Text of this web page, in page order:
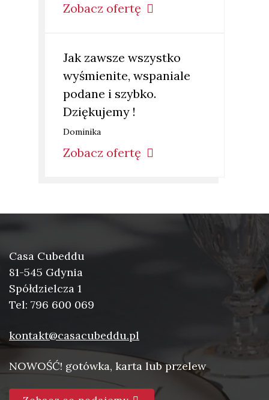
Zobacz ofertę
Jak zawsze wszystko
wyśmienite, wspaniale
podane i szybko.
Dziękujemy !
Dominika
Zobacz ofertę
Casa Cubeddu
81-545 Gdynia
Spółdzielcza 1
Tel: 796 600 069
kontakt@casacubeddu.pl
NOWOŚĆ! gotówka, karta lub przelew